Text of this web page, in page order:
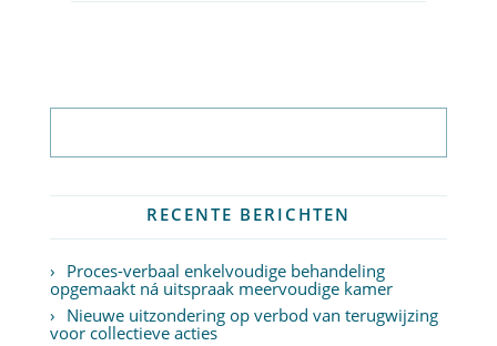
RECENTE BERICHTEN
Proces-verbaal enkelvoudige behandeling
opgemaakt ná uitspraak meervoudige kamer
Nieuwe uitzondering op verbod van terugwijzing
voor collectieve acties